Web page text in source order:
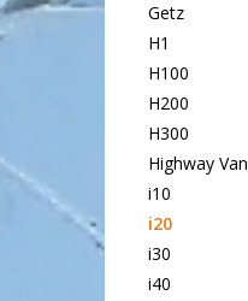
Getz
H1
H100
H200
H300
Highway Van
i10
i20
i30
i40